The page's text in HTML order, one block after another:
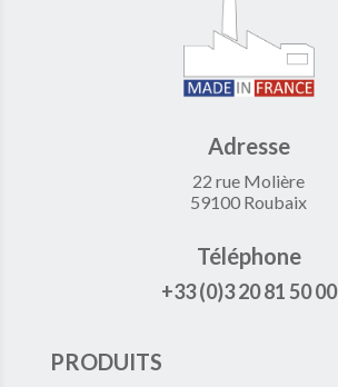
Adresse
22 rue Molière
59100 Roubaix
Téléphone
+33 (0)3 20 81 50 00
PRODUITS